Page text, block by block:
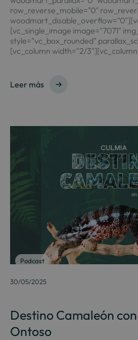
row_reverse_mobile="0"
[vc_single_image image="7071"
style="vc_box_rounded"
[vc_column width="2/
Leer más
Podcast
30/05/2025
Destino Camaleón
Ontoso